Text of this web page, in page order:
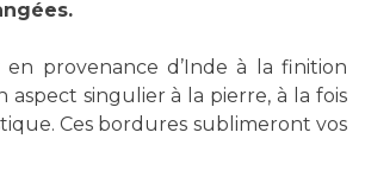
provenance d’Inde à la finition
aspect singulier à la pierre, à la fois
Ces bordures sublimeront vos